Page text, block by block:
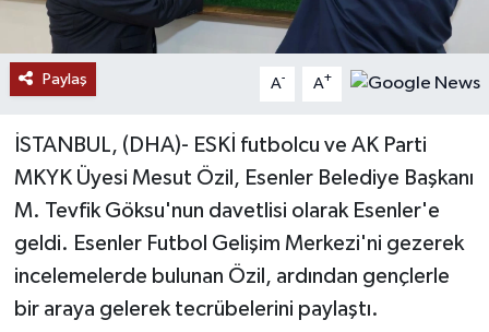
Paylaş A- A+
İSTANBUL, (DHA)- ESKİ futbolcu ve AK Parti
MKYK Üyesi Mesut Özil, Esenler Belediye Başkanı
M. Tevfik Göksu'nun davetlisi olarak Esenler'e
geldi. Esenler Futbol Gelişim Merkezi'ni gezerek
incelemelerde bulunan Özil, ardından gençlerle
bir araya gelerek tecrübelerini paylaştı.
Gündem
Haberde İnsan
Kültür Sanat
Magazin
Politika
Sağlık